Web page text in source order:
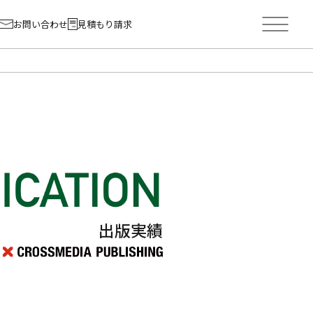
お問い合わせ 見積もり請求
出版実績